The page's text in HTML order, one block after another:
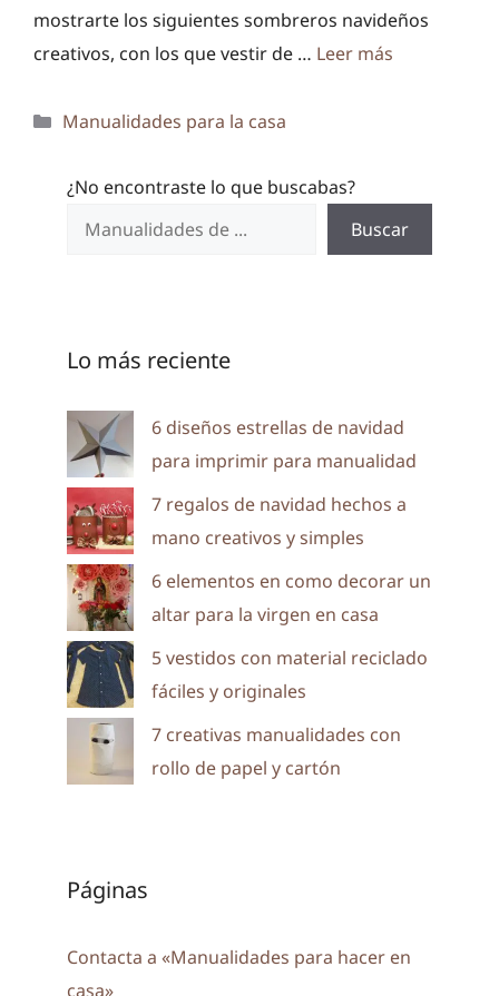
mostrarte los siguientes sombreros navideños
creativos, con los que vestir de … Leer más
Categorías
Manualidades para la casa
¿No encontraste lo que buscabas?
Buscar
Lo más reciente
6 diseños estrellas de navidad
para imprimir para manualidad
7 regalos de navidad hechos a
mano creativos y simples
6 elementos en como decorar un
altar para la virgen en casa
5 vestidos con material reciclado
fáciles y originales
7 creativas manualidades con
rollo de papel y cartón
Páginas
Contacta a «Manualidades para hacer en
casa»